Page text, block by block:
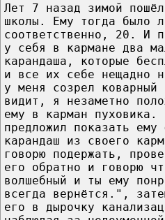
Лет 7 назад зимой
школы. Ему тогда было
соответственно, 20. И
у себя в кармане два
карандаша, которые
и все их себе нещадно
у меня созрел
видит, я незаметно
ему в карман пуховика.
предложил показать
карандаш из своего
говорю подержать,
его обратно и говорю
волшебный и ты ему
всегда вернётся.",
его в дырочку